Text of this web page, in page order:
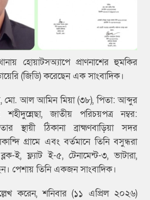
হোয়াটসঅ্যাপে প্রাণনাশের হুমকির
(জিডি) করেছেন এক সাংবাদিক।
মো. আল আমিন মিয়া (৩৮), পিতা: আব্দুর
জাতীয় পরিচয়পত্র নম্বর:
স্থায়ী ঠিকানা ব্রাহ্মণবাড়িয়া সদর
গ্রামে এবং বর্তমানে তিনি বসুন্ধরা
ই, ফ্ল্যাট ই-৫, টেনামেন্ট-৩, ভাটারা,
পেশায় তিনি একজন সাংবাদিক।
করেন, শনিবার (১১ এপ্রিল ২০২৬)